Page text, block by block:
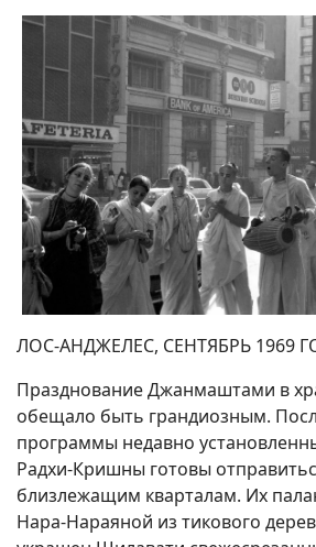
ЛОС-АНДЖЕЛЕС, СЕНТЯБРЬ 1969
Празднование Джанмаштами в
обещало быть грандиозным.
программы недавно
Радхи-Кришны готовы
близлежащим кварталам. Их
Нара-Нараяной из тикового